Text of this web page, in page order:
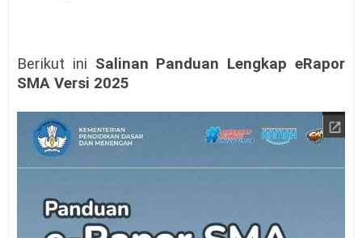
Berikut ini Salinan Panduan Lengkap eRapor
SMA Versi 2025